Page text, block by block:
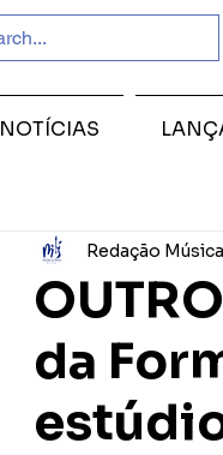
da
Redação
NOTÍCIAS